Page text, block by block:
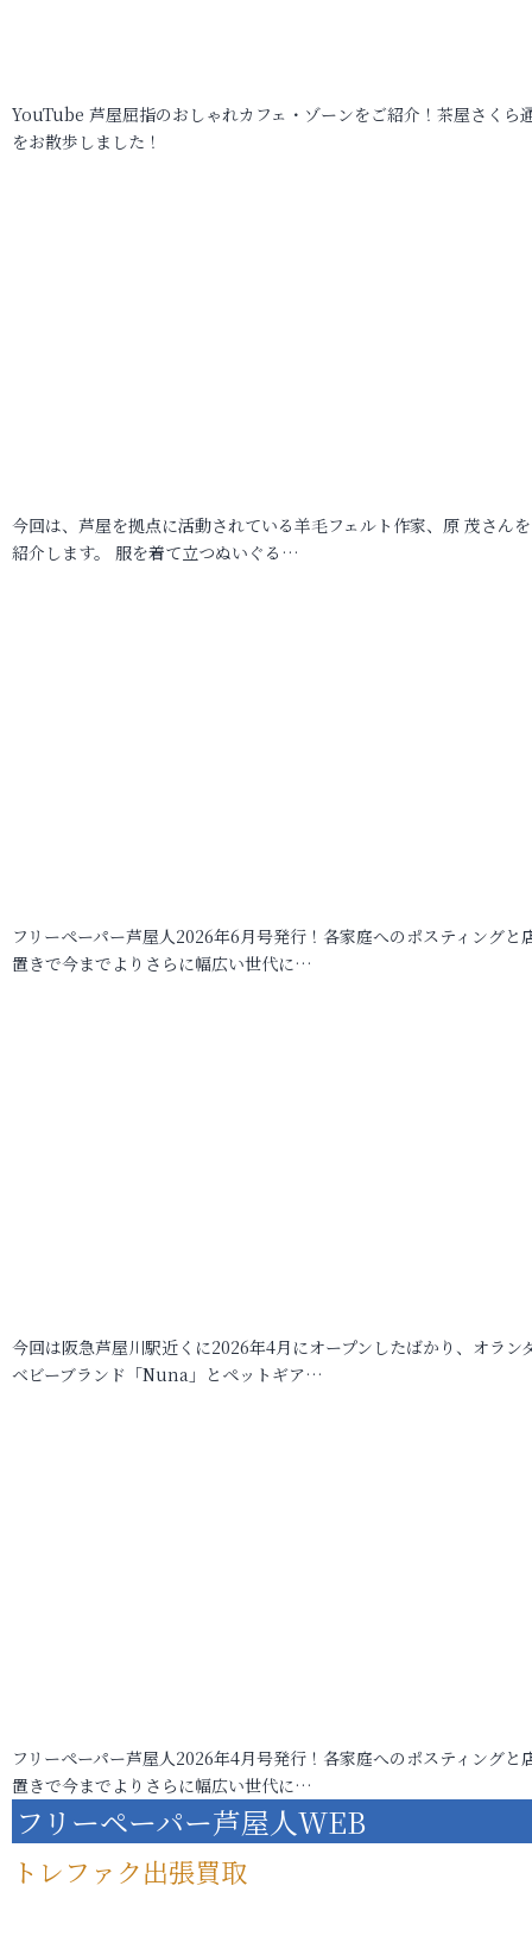
YouTube 芦屋屈指のおしゃれカフェ・ゾーンをご紹介！茶屋さくら
をお散歩しました！
今回は、芦屋を拠点に活動されている羊毛フェルト作家、原 茂さん
紹介します。 服を着て立つぬいぐる…
フリーペーパー芦屋人2026年6月号発行！各家庭へのポスティングと
置きで今までよりさらに幅広い世代に…
今回は阪急芦屋川駅近くに2026年4月にオープンしたばかり、オラン
ベビーブランド「Nuna」とペットギア…
フリーペーパー芦屋人2026年4月号発行！各家庭へのポスティングと
置きで今までよりさらに幅広い世代に…
フリーペーパー芦屋人WEB
トレファク出張買取